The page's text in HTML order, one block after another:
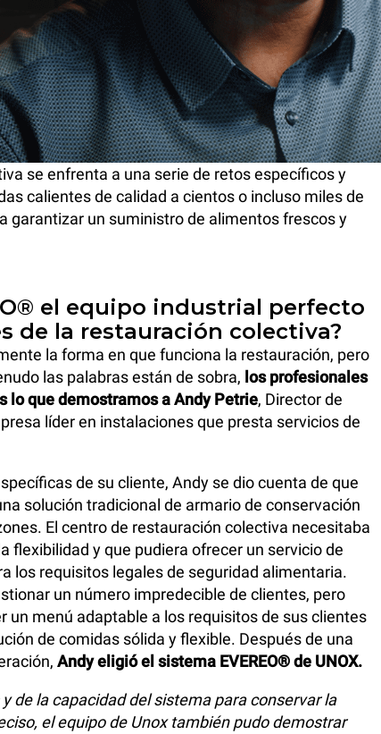
se enfrenta a una serie de retos específicos y
calientes de calidad a cientos o incluso miles de
garantizar un suministro de alimentos frescos y
el equipo industrial perfecto
de la restauración colectiva?
la forma en que funciona la restauración, pero
las palabras están de sobra, los profesionales
lo que demostramos a Andy Petrie, Director de
líder en instalaciones que presta servicios de
de su cliente, Andy se dio cuenta de que
solución tradicional de armario de conservación
El centro de restauración colectiva necesitaba
flexibilidad y que pudiera ofrecer un servicio de
los requisitos legales de seguridad alimentaria.
un número impredecible de clientes, pero
un menú adaptable a los requisitos de sus clientes
de comidas sólida y flexible. Después de una
Andy eligió el sistema EVEREO® de UNOX.
de la capacidad del sistema para conservar la
el equipo de Unox también pudo demostrar